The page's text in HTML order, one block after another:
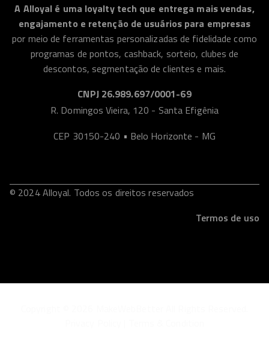
A Alloyal é uma loyalty tech que entrega mais vendas,
engajamento e retenção de usuários para empresas
por meio de ferramentas personalizadas de fidelidade como
programas de pontos, cashback, sorteio, clubes de
descontos, segmentação de clientes e mais.
CNPJ 26.989.697/0001-69
R. Domingos Vieira, 120 - Santa Efigênia
CEP 30150-240 • Belo Horizonte - MG
© 2024 Alloyal. Todos os direitos reservados
Termos de uso